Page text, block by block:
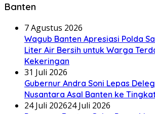
Banten
7 Agustus 2026
Wagub Banten Apresiasi Polda
Liter Air Bersih untuk Warga
Kekeringan
31 Juli 2026
Gubernur Andra Soni Lepas
Nusantara Asal Banten ke
24 Juli 202624 Juli 2026